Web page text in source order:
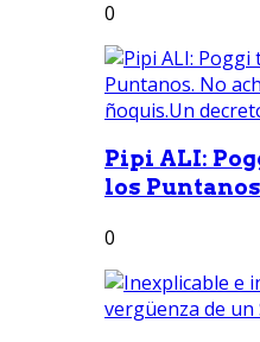
0
Pipi ALI:
los
0